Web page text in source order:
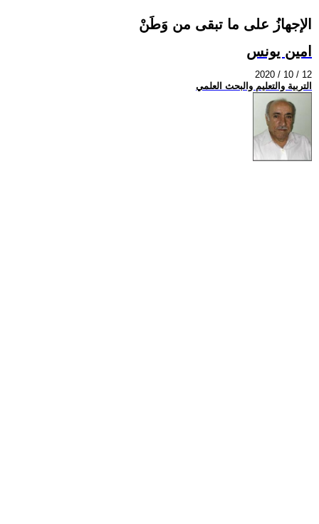
الإجهازُ على ما تبقى من وَطَنْ
امين يونس
2020 / 10 / 12
التربية والتعليم والبحث العلمي